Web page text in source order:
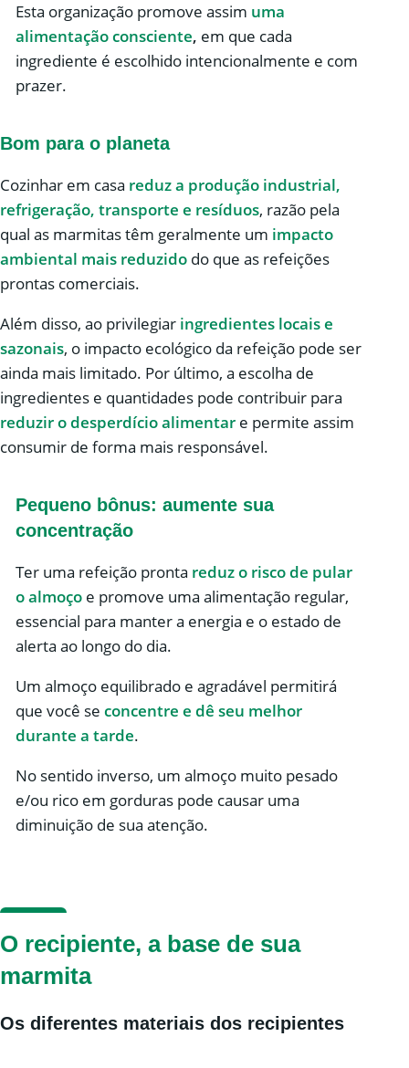
Esta organização promove assim uma
alimentação consciente, em que cada
ingrediente é escolhido intencionalmente e com
prazer.
Bom para o planeta
Cozinhar em casa reduz a produção industrial,
refrigeração, transporte e resíduos, razão pela
qual as marmitas têm geralmente um impacto
ambiental mais reduzido do que as refeições
prontas comerciais.
Além disso, ao privilegiar ingredientes locais e
sazonais, o impacto ecológico da refeição pode ser
ainda mais limitado. Por último, a escolha de
ingredientes e quantidades pode contribuir para
reduzir o desperdício alimentar e permite assim
consumir de forma mais responsável.
Pequeno bônus: aumente sua
concentração
Ter uma refeição pronta reduz o risco de pular
o almoço e promove uma alimentação regular,
essencial para manter a energia e o estado de
alerta ao longo do dia.
Um almoço equilibrado e agradável permitirá
que você se concentre e dê seu melhor
durante a tarde.
No sentido inverso, um almoço muito pesado
e/ou rico em gorduras pode causar uma
diminuição de sua atenção.
O recipiente, a base de sua
marmita
Os diferentes materiais dos recipientes